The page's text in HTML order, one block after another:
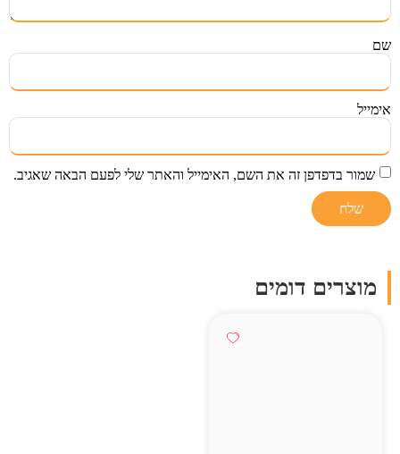
שם
אימייל
שמור בדפדפן זה את השם, האימייל והאתר שלי לפעם הבאה שאגיב.
מוצרים דומים